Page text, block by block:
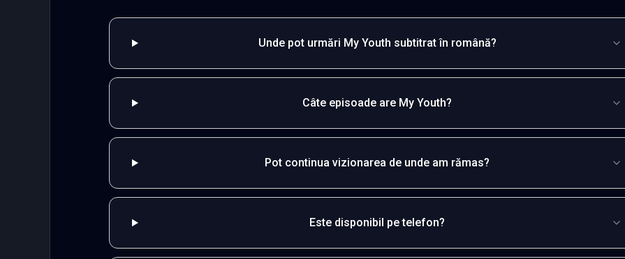
Unde pot urmări My Youth subtitrat în română?
Câte episoade are My Youth?
Pot continua vizionarea de unde am rămas?
Este disponibil pe telefon?